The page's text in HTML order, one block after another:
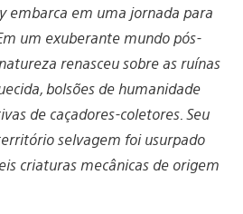
embarca em uma jornada para
um exuberante mundo pós-
renasceu sobre as ruínas
bolsões de humanidade
de caçadores-coletores. Seu
selvagem foi usurpado
criaturas mecânicas de origem